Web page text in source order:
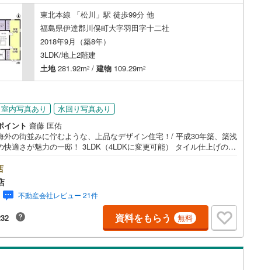
東北本線 「松川」駅 徒歩99分 他
福島県伊達郡川俣町大字羽田字十二社
2018年9月（築8年）
3LDK/地上2階建
土地281.92m2 / 建物 109.29m2
室内写真あり
水回り写真あり
イント 齋藤 匡佑
外の街並みに佇むような、上品なデザイン住宅！/ 平成30年築、築浅
快適さが魅力の一邸！ 3LDK（4LDKに変更可能） タイル仕上げのキ
ッフが中心で、地元を熟知した暮らし目線のご提案が強み。Google
4.7の高評価をいただいています！実際のお客様の声も、ぜひ参考に
ださい。＼住宅ローンのご相談は無料です！/「通るかな…？」と不
も大丈夫です。自己資金が少ない方のご相談実績もあります。無理
たしません。ライフプランシミュレーションも無料で、将来のこと
っくり考えます！ 小さなお子様連れも大歓迎です！店内にはキッズ
ご用意しております。おむつ替えやミルクのお湯なども対応可能で
しまっても大丈夫ですので、安心してご来店くださいね。ご相談だ
迎です！迷っている今だからこそ、ぜひ一度お話ししてみません
不動産会社レビュー 21件
資料をもらう 無料
(相談)可（6） IT重説可（0
とは？